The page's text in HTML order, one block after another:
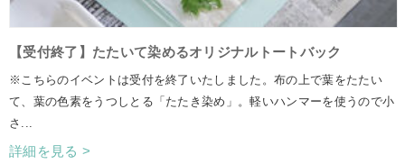
【受付終了】たたいて染めるオリジナルトートバック
※こちらのイベントは受付を終了いたしました。布の上で葉をたたい
て、葉の色素をうつしとる「たたき染め」。軽いハンマーを使うので小
さ...
詳細を見る >